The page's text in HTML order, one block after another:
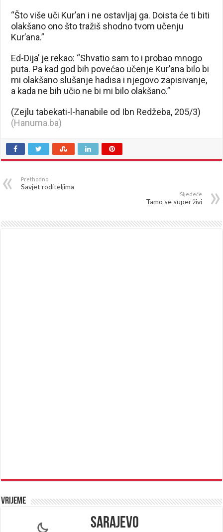
“Što više uči Kur’an i ne ostavljaj ga. Doista će ti biti
olakšano ono što tražiš shodno tvom učenju
Kur’ana.”
Ed-Dija’ je rekao: “Shvatio sam to i probao mnogo
puta. Pa kad god bih povećao učenje Kur’ana bilo bi
mi olakšano slušanje hadisa i njegovo zapisivanje,
a kada ne bih učio ne bi mi bilo olakšano.”
(Zejlu tabekati-l-hanabile od Ibn Redžeba, 205/3)
(Hanuma.ba)
Prethodno
Savjet roditeljima
Sljedeće
Tamo se super živi
Vrijeme
Sarajevo